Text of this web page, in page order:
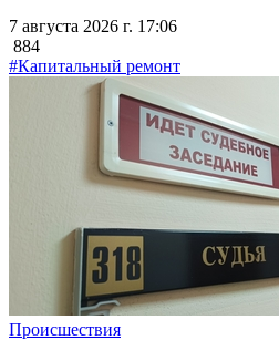
7 августа 2026 г. 17:06
884
#Капитальный ремонт
Происшествия